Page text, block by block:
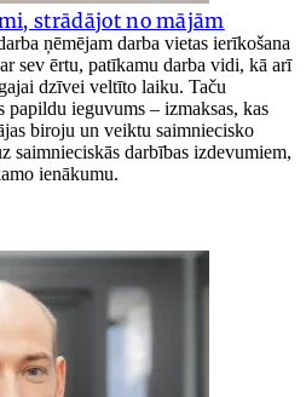
strādājot no mājām
ņēmējam darba vietas ierīkošana
sev ērtu, patīkamu darba vidi, kā arī
dzīvei veltīto laiku. Taču
papildu ieguvums – izmaksas, kas
biroju un veiktu saimniecisko
saimnieciskās darbības izdevumiem,
ienākumu.